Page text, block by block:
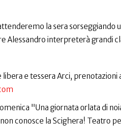
la sera sorseggiando
Alessandro interpreterà grandi
e tessera Arci, prenotazioni
"Una giornata orlata di
conosce la Scighera! Teatro